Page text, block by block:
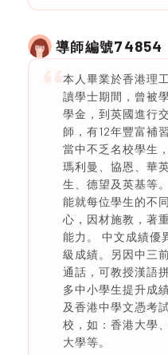
導師編號74854
本人畢業於香港理
讀學士期間，曾被
學金，到英國進行
師，有12年豐富補
當中不乏名校學生
瑪利曼、協恩、華
生、德望及英基等
能就每位學生的不
心，因材施教，著
能力。 中文成績優
級成績。另因中三
通話，可教授漢語
多中小學生提升成
及香港中學文憑考
校，如：香港大學
大學等。